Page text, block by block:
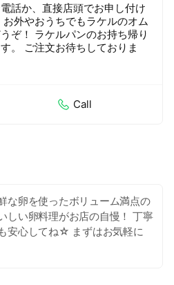
話か、直接店頭でお申し付け
お外やおうちでもラケルのオム
ぞ！ ラケルパンのお持ち帰り
。 ご注文お待ちしておりま
Call
な卵を使ったボリューム満点の
しい卵料理がお店の自慢！ 丁寧
安心してね☆ まずはお気軽に